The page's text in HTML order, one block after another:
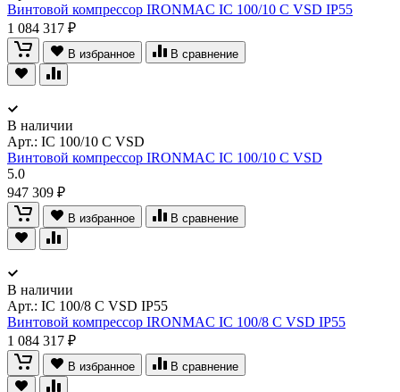
Винтовой компрессор IRONMAC IC 100/10 C VSD IP55
1 084 317 ₽
В избранное В сравнение
В наличии
Арт.: IC 100/10 C VSD
Винтовой компрессор IRONMAC IC 100/10 C VSD
5.0
947 309 ₽
В избранное В сравнение
В наличии
Арт.: IC 100/8 C VSD IP55
Винтовой компрессор IRONMAC IC 100/8 C VSD IP55
1 084 317 ₽
В избранное В сравнение